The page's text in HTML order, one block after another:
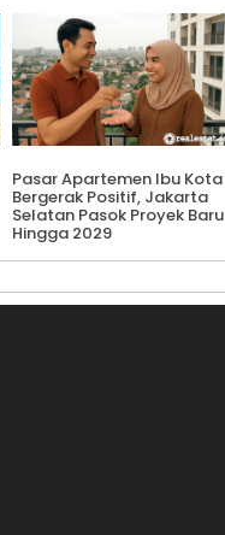
Pasar Apartemen Ibu Kota
Bergerak Positif, Jakarta
Selatan Pasok Proyek Baru
Hingga 2029